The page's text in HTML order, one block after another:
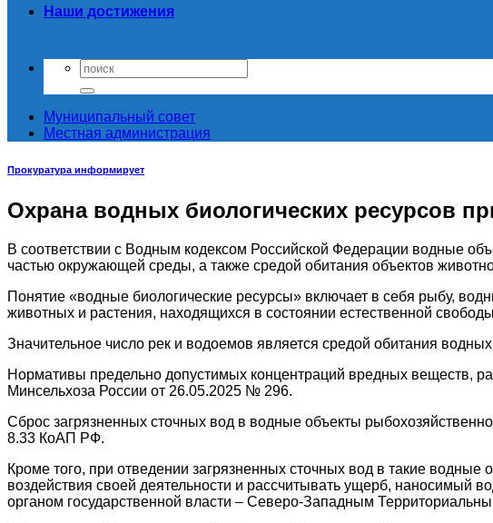
Наши достижения
Муниципальный совет
Местная администрация
Прокуратура информирует
Охрана водных биологических ресурсов
В соответствии с Водным кодексом Российской Федерации водные
частью окружающей среды, а также средой обитания объектов
Понятие «водные биологические ресурсы» включает в себя рыбу,
животных и растения, находящихся в состоянии естественной
Значительное число рек и водоемов является средой обитания
Нормативы предельно допустимых концентраций вредных веществ,
Минсельхоза России от 26.05.2025 № 296.
Сброс загрязненных сточных вод в водные объекты
8.33 КоАП РФ.
Кроме того, при отведении загрязненных сточных вод в такие
воздействия своей деятельности и рассчитывать ущерб,
органом государственной власти – Северо-Западным